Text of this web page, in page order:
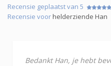
Recensie geplaatst van 5
Recensie voorhelderziende Han
Bedankt Han, je hebt